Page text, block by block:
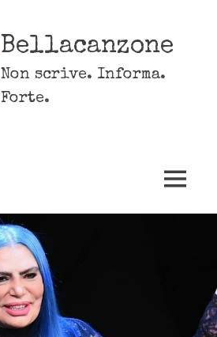
Bellacanzone
Non scrive. Informa.
Forte.
MENU